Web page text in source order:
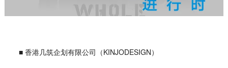
■ 香港几筑企划有限公司（KINJODESIGN）